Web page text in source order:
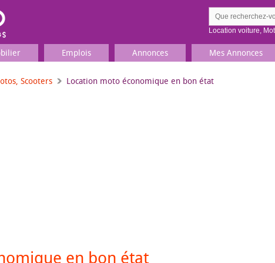
Location voiture,
Emplois Annonces Mes Annonces
Scooters Location moto économique en bon état
en bon état